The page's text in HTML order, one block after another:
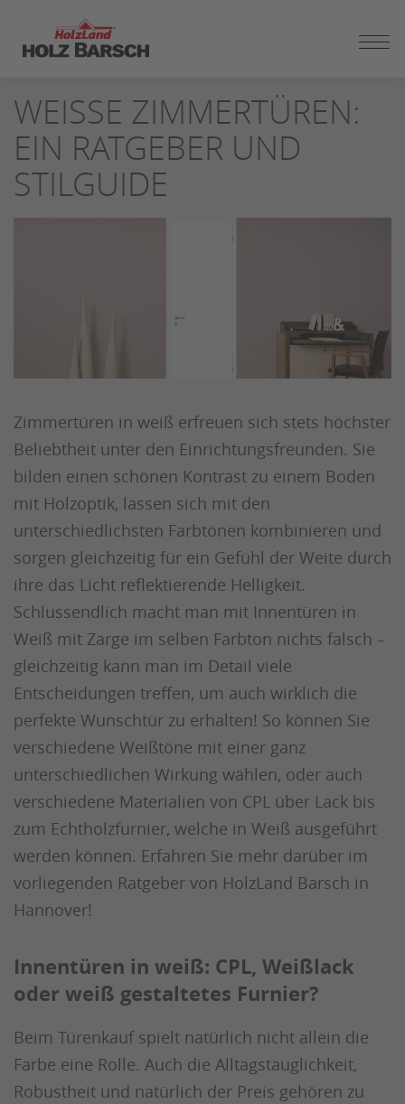
SEITENINHALT
SPRINGEN
WEISSE ZIMMERTÜREN: E
IN RATGEBER UND S
TILGUIDE
Zimmertüren in weiß erfreuen sich stets höchster
Beliebtheit unter den Einrichtungsfreunden. Sie
bilden einen schönen Kontrast zu einem Boden
mit Holzoptik, lassen sich mit den
unterschiedlichsten Farbtönen kombinieren und
sorgen gleichzeitig für ein Gefühl der Weite durch
ihre das Licht reflektierende Helligkeit.
Schlussendlich macht man mit Innentüren in
Weiß mit Zarge im selben Farbton nichts falsch –
gleichzeitig kann man im Detail viele
Entscheidungen treffen, um auch wirklich die
perfekte Wunschtür zu erhalten! So können Sie
verschiedene Weißtöne mit einer ganz
unterschiedlichen Wirkung wählen, oder auch
verschiedene Materialien von CPL über Lack bis
zum Echtholzfurnier, welche in Weiß ausgeführt
werden können. Erfahren Sie mehr darüber im
vorliegenden Ratgeber von HolzLand Barsch in
Hannover!
Innentüren in weiß: CPL, Weißlack
oder weiß gestaltetes Furnier?
Beim Türenkauf spielt natürlich nicht allein die
Farbe eine Rolle. Auch die Alltagstauglichkeit,
Robustheit und natürlich der Preis gehören zu